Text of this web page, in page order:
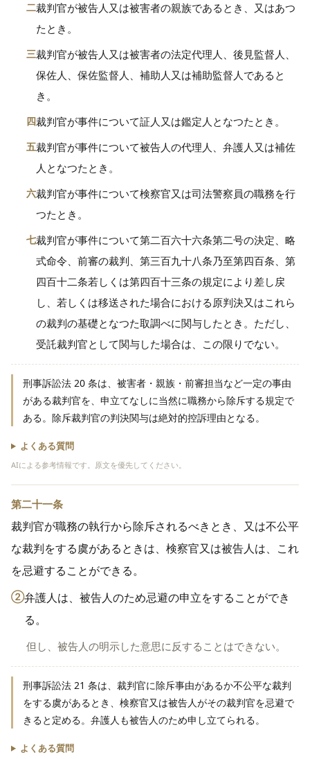
二裁判官が被告人又は被害者の親族であるとき、又はあつ
たとき。
三裁判官が被告人又は被害者の法定代理人、後見監督人、
保佐人、保佐監督人、補助人又は補助監督人であると
き。
四裁判官が事件について証人又は鑑定人となつたとき。
五裁判官が事件について被告人の代理人、弁護人又は補佐
人となつたとき。
六裁判官が事件について検察官又は司法警察員の職務を行
つたとき。
七裁判官が事件について第二百六十六条第二号の決定、略
式命令、前審の裁判、第三百九十八条乃至第四百条、第
四百十二条若しくは第四百十三条の規定により差し戻
し、若しくは移送された場合における原判決又はこれら
の裁判の基礎となつた取調べに関与したとき。ただし、
受託裁判官として関与した場合は、この限りでない。
刑事訴訟法 20 条は、被害者・親族・前審担当など一定の事由
がある裁判官を、申立てなしに当然に職務から除斥する規定で
ある。除斥裁判官の判決関与は絶対的控訴理由となる。
よくある質問
AIによる参考情報です。原文を優先してください。
第二十一条
裁判官が職務の執行から除斥されるべきとき、又は不公平
な裁判をする虞があるときは、検察官又は被告人は、これ
を忌避することができる。
②弁護人は、被告人のため忌避の申立をすることができ
る。
但し、被告人の明示した意思に反することはできない。
刑事訴訟法 21 条は、裁判官に除斥事由があるか不公平な裁判
をする虞があるとき、検察官又は被告人がその裁判官を忌避で
きると定める。弁護人も被告人のため申し立てられる。
よくある質問